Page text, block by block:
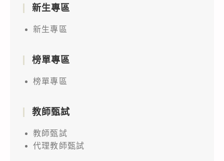
新生專區
新生專區
榜單專區
榜單專區
教師甄試
教師甄試
代理教師甄試